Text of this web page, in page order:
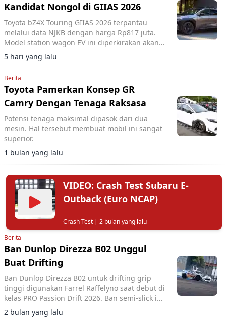
Kandidat Nongol di GIIAS 2026
Toyota bZ4X Touring GIIAS 2026 terpantau
melalui data NJKB dengan harga Rp817 juta.
Model station wagon EV ini diperkirakan akan
diperkenalkan di ajang otomotif tersebut.
5 hari yang lalu
Berita
Toyota Pamerkan Konsep GR
Camry Dengan Tenaga Raksasa
Potensi tenaga maksimal dipasok dari dua
mesin. Hal tersebut membuat mobil ini sangat
superior.
1 bulan yang lalu
VIDEO: Crash Test Subaru E-
Outback (Euro NCAP)
Crash Test | 2 bulan yang lalu
Berita
Ban Dunlop Direzza B02 Unggul
Buat Drifting
Ban Dunlop Direzza B02 untuk drifting grip
tinggi digunakan Farrel Raffelyno saat debut di
kelas PRO Passion Drift 2026. Ban semi-slick ini
menawarkan handling presisi dan kontrol
optimal di lintasan.
2 bulan yang lalu